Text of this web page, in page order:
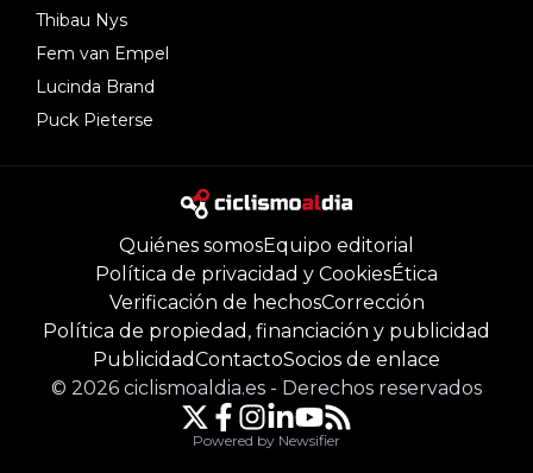
Thibau Nys
Fem van Empel
Lucinda Brand
Puck Pieterse
Quiénes somosEquipo editorial
Política de privacidad y CookiesÉtica
Verificación de hechosCorrección
Política de propiedad, financiación y publicidad
PublicidadContactoSocios de enlace
© 2026 ciclismoaldia.es - Derechos reservados
Powered by Newsifier